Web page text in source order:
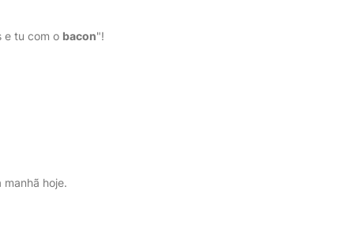
e tu com o bacon"!
hoje.